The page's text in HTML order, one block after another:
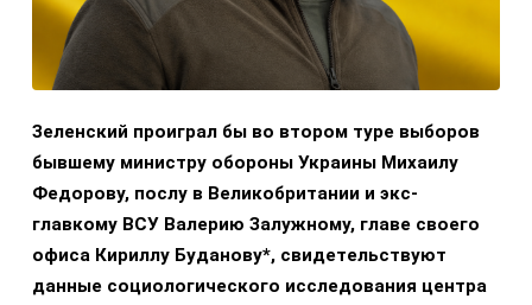
Зеленский проиграл бы во втором туре выборов
бывшему министру обороны Украины Михаилу
Федорову, послу в Великобритании и экс-
главкому ВСУ Валерию Залужному, главе своего
офиса Кириллу Буданову*, свидетельствуют
данные социологического исследования центра